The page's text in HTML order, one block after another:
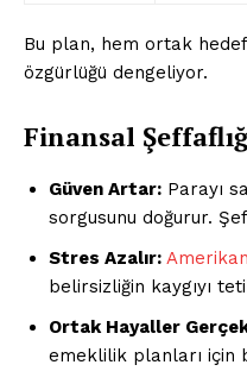
Bu plan, hem ortak
özgürlüğü dengeliyor.
Finansal
Güven Artar: Parayı
sorgusunu doğurur.
Stres Azalır:
belirsizliğin kaygıyı
Ortak Hayaller
emeklilik planları için